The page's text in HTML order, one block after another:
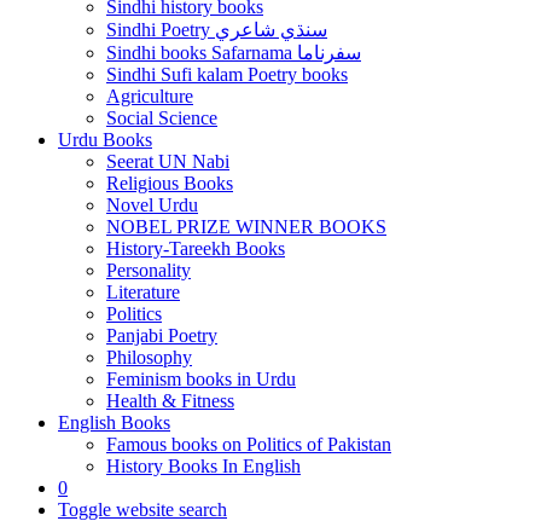
Sindhi history books
Sindhi Poetry سنڌي شاعري
Sindhi books Safarnama سفرناما
Sindhi Sufi kalam Poetry books
Agriculture
Social Science
Urdu Books
Seerat UN Nabi
Religious Books
Novel Urdu
NOBEL PRIZE WINNER BOOKS
History-Tareekh Books
Personality
Literature
Politics
Panjabi Poetry
Philosophy
Feminism books in Urdu
Health & Fitness
English Books
Famous books on Politics of Pakistan
History Books In English
0
Toggle website search